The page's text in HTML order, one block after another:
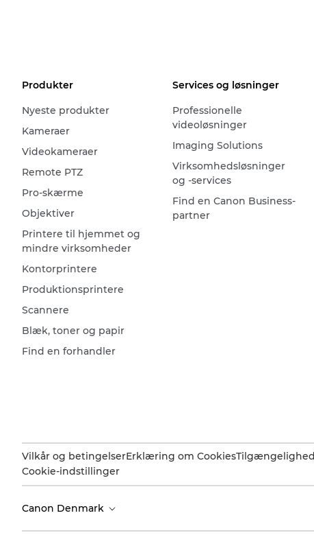
Produkter
Nyeste produkter
Kameraer
Videokameraer
Remote PTZ
Pro-skærme
Objektiver
Printere til hjemmet og
mindre virksomheder
Kontorprintere
Produktionsprintere
Scannere
Blæk, toner og papir
Find en forhandler
Services og løsninger
Professionelle
videoløsninger
Imaging Solutions
Virksomhedsløsninger
og -services
Find en Canon Business-
partner
Vilkår og betingelserErklæring om CookiesTilgængelighed
Cookie-indstillinger
Canon Denmark